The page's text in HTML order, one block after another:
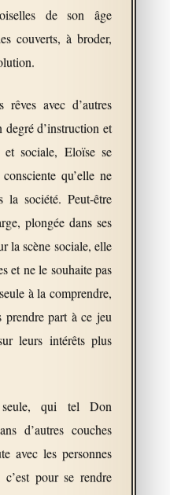
de son âge
couverts, à broder,
avec d’autres
degré d’instruction et
sociale, Eloïse se
qu’elle ne
la société. Peut-être
plongée dans ses
la scène sociale, elle
et ne le souhaite pas
à la comprendre,
prendre part à ce jeu
leurs intérêts plus
qui tel Don
d’autres couches
avec les personnes
pour se rendre